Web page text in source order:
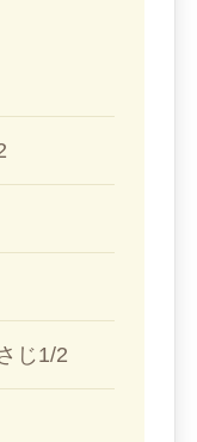
じ1/2